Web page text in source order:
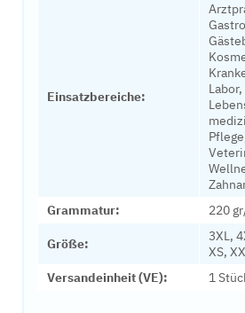
Einsatzbereiche:
Labor,
Grammatur:
220
Größe:
3XL,
XS,
Versandeinheit (VE):
1